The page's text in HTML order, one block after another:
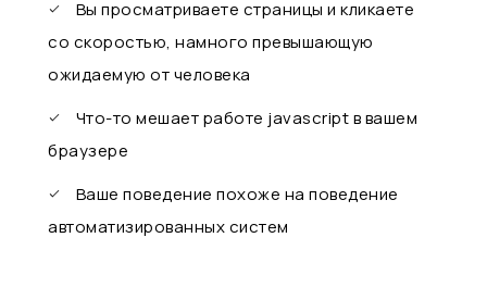
Вы просматриваете страницы и кликаете
со скоростью, намного превышающую
ожидаемую от человека
Что-то мешает работе javascript в вашем
браузере
Ваше поведение похоже на поведение
автоматизированных систем